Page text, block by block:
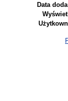
Data